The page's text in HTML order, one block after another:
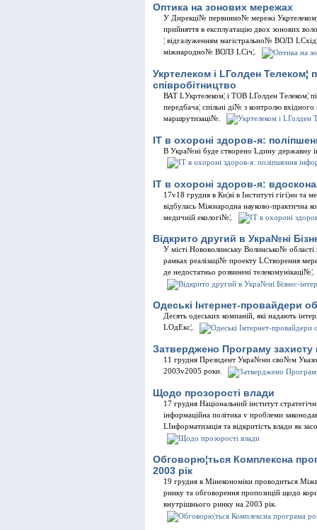
Оптика на зонових мережах
У Дирекцi№ первинно№ мережi
прийняття в експлуатацiю двох зонових
¦ вiдгалуженням магiстрально№ ВОЛЗ
мiжнародно№ ВОЛЗ LСiч¦.
Укртелеком i LГолден
спiвробiтництво
ВАТ LУкртелеком¦ i ТОВ LГолден Телеком¦
передбача¦ спiльнi дi№ з контролю
маршрутизацi№.
IТ в охоронi здоров-я:
В Укра№нi буде створено Lдину
IТ в охоронi здоров-я:
17v18 грудня в Ки¦вi в Iнститутi гiгi¦ни
вiдбулась Мiжнародна науково-практична
медичнiй екологi№¦.
Вiдкрито другий в Укра№нi
У мiстi Нововолинську Волинсько№ областi
рамках реалiзацi№ проекту LСтворення
де недостатньо розвиненi телекомунiкацi№¦.
Одеськi Iнтернет-провайдери
Десять одеських компанiй, якi надають
LОдЕкс¦.
Затверджено Програму
11 грудня Президент Укра№ни сво№м
2003v2005 роки.
Щодо прозоростi влади
17 грудня Нацiональний iнститут
iнформацiйна полiтика v проблеми
LIнформатизацiя та вiдкритiсть влади як
Обговорю¦ться Комплексна
2003 рiк
19 грудня в Мiнекономiки проводиться
ринку та обговорення пропозицiй щодо
внутрiшнього ринку на 2003 рiк.